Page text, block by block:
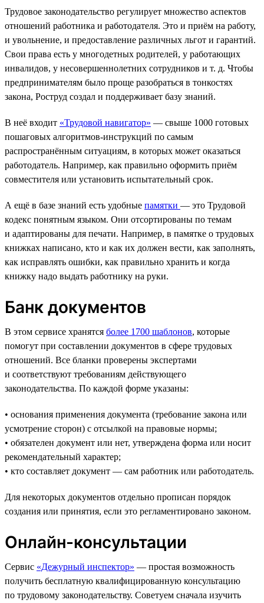
Трудовое законодательство регулирует множество аспектов
отношений работника и работодателя. Это и приём на работу,
и увольнение, и предоставление различных льгот и гарантий.
Свои права есть у многодетных родителей, у работающих
инвалидов, у несовершеннолетних сотрудников и т. д. Чтобы
предпринимателям было проще разобраться в тонкостях
закона, Роструд создал и поддерживает базу знаний.
В неё входит «Трудовой навигатор» — свыше 1000 готовых
пошаговых алгоритмов-инструкций по самым
распространённым ситуациям, в которых может оказаться
работодатель. Например, как правильно оформить приём
совместителя или установить испытательный срок.
А ещё в базе знаний есть удобные памятки — это Трудовой
кодекс понятным языком. Они отсортированы по темам
и адаптированы для печати. Например, в памятке о трудовых
книжках написано, кто и как их должен вести, как заполнять,
как исправлять ошибки, как правильно хранить и когда
книжку надо выдать работнику на руки.
Банк документов
В этом сервисе хранятся более 1700 шаблонов, которые
помогут при составлении документов в сфере трудовых
отношений. Все бланки проверены экспертами
и соответствуют требованиям действующего
законодательства. По каждой форме указаны:
• основания применения документа (требование закона или
усмотрение сторон) с отсылкой на правовые нормы;
• обязателен документ или нет, утверждена форма или носит
рекомендательный характер;
• кто составляет документ — сам работник или работодатель.
Для некоторых документов отдельно прописан порядок
создания или принятия, если это регламентировано законом.
Онлайн-консультации
Сервис «Дежурный инспектор» — простая возможность
получить бесплатную квалифицированную консультацию
по трудовому законодательству. Советуем сначала изучить